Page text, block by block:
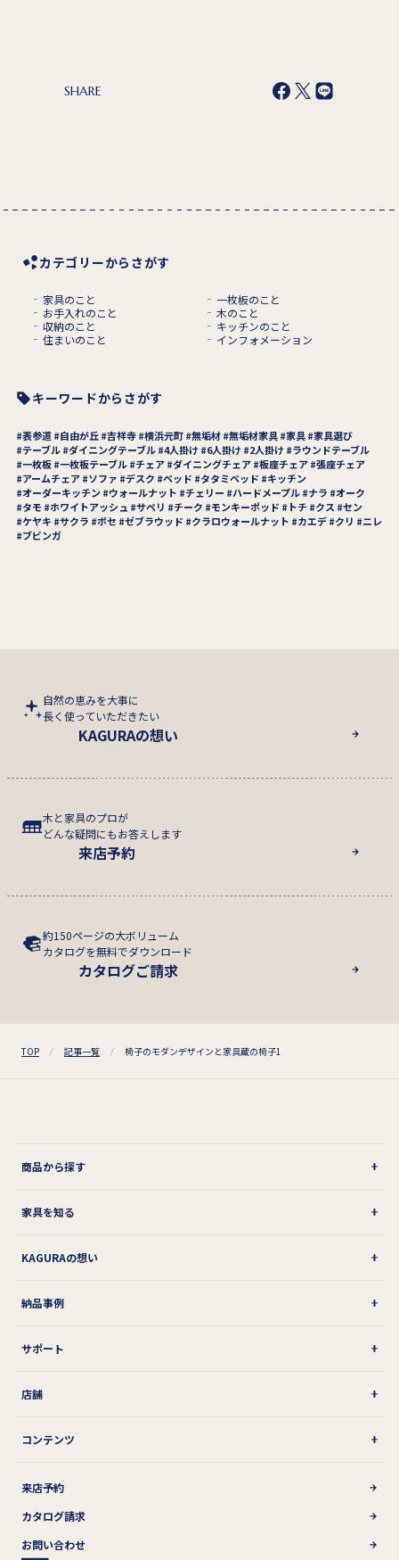
SHARE
カテゴリーからさがす
家具のこと
一枚板のこと
お手入れのこと
木のこと
収納のこと
キッチンのこと
住まいのこと
インフォメーション
キーワードからさがす
表参道 自由が丘 吉祥寺 横浜元町 無垢材 無垢材家具 家具
家具選び
テーブル ダイニングテーブル 4人掛け 6人掛け 2人掛け
ラウンドテーブル
一枚板 一枚板テーブル チェア ダイニングチェア 板座チェア 張座チェア
アームチェア
ソファ デスク ベッド タタミベッド
キッチン
オーダーキッチン
ウォールナット チェリー ハードメープル ナラ
オーク
タモ
ホワイトアッシュ サペリ チーク モンキーポッド トチ クス
セン
ケヤキ
サクラ ボセ ゼブラウッド クラロウォールナット カエデ クリ
ニレ
ブビンガ
自然の恵みを大事に
長く使っていただきたい
KAGURAの想い
木と家具のプロが
どんな疑問にもお答えします
来店予約
約150ページの大ボリューム
カタログを無料でダウンロード
カタログご請求
TOP 記事一覧 椅子のモダンデザインと家具蔵の椅子1
商品から探す
家具を知る
KAGURAの想い
納品事例
サポート
店舗
コンテンツ
来店予約
カタログ請求
お問い合わせ